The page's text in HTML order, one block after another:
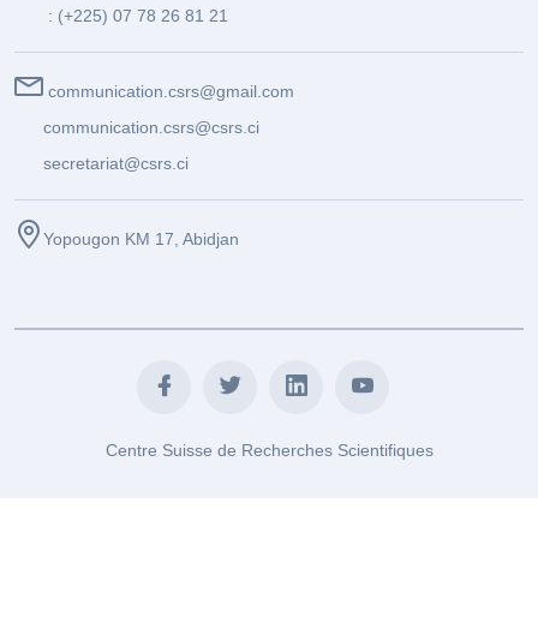
: (+225) 07 78 26 81 21
communication.csrs@gmail.com
communication.csrs@csrs.ci
secretariat@csrs.ci
Yopougon KM 17, Abidjan
Centre Suisse de Recherches Scientifiques